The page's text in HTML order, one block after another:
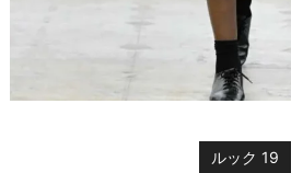
ルック 19